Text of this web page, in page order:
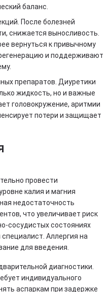
баланс.
После болезней
снижается выносливость.
вернуться к привычному
и поддерживают
препаратов. Диуретики
жидкость, но и важные
головокружение, аритмии
потери и защищает
провести
калия и магния
недостаточность
что увеличивает риск
сосудистых состояниях
Аллергия на
для введения.
диагностики.
индивидуального
аспаркам при задержке